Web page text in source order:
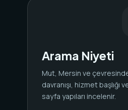
Arama Niyeti
Mut, Mersin ve
davranışı, hizmet başlığı
sayfa yapıları incelenir.